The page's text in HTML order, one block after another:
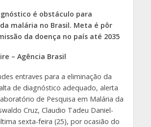
é obstáculo para
malária no Brasil. Meta é pôr
da doença no país até 2035
– Agência Brasil
entraves para a eliminação da
de diagnóstico adequado, alerta
de Pesquisa em Malária da
Cruz, Claudio Tadeu Daniel-
sexta-feira (25), por ocasião do